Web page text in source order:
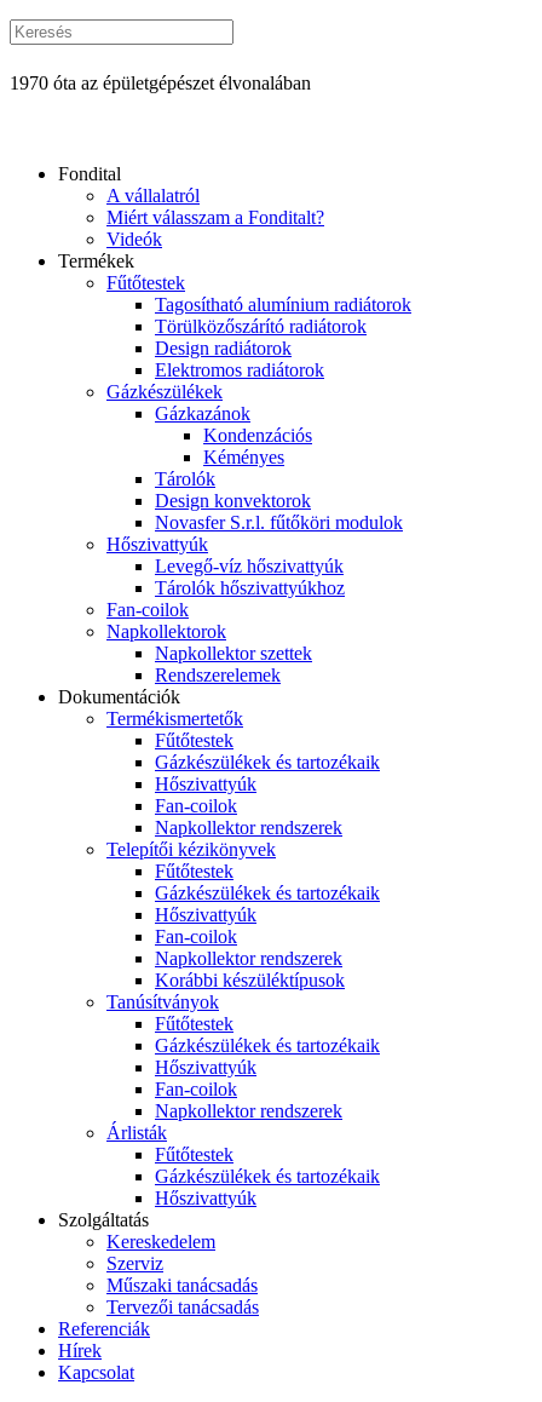
1970 óta az épületgépészet élvonalában
Fondital
A vállalatról
Miért válasszam a Fonditalt?
Videók
Termékek
Fűtőtestek
Tagosítható alumínium radiátorok
Törülközőszárító radiátorok
Design radiátorok
Elektromos radiátorok
Gázkészülékek
Gázkazánok
Kondenzációs
Kéményes
Tárolók
Design konvektorok
Novasfer S.r.l. fűtőköri modulok
Hőszivattyúk
Levegő-víz hőszivattyúk
Tárolók hőszivattyúkhoz
Fan-coilok
Napkollektorok
Napkollektor szettek
Rendszerelemek
Dokumentációk
Termékismertetők
Fűtőtestek
Gázkészülékek és tartozékaik
Hőszivattyúk
Fan-coilok
Napkollektor rendszerek
Telepítői kézikönyvek
Fűtőtestek
Gázkészülékek és tartozékaik
Hőszivattyúk
Fan-coilok
Napkollektor rendszerek
Korábbi készüléktípusok
Tanúsítványok
Fűtőtestek
Gázkészülékek és tartozékaik
Hőszivattyúk
Fan-coilok
Napkollektor rendszerek
Árlisták
Fűtőtestek
Gázkészülékek és tartozékaik
Hőszivattyúk
Szolgáltatás
Kereskedelem
Szerviz
Műszaki tanácsadás
Tervezői tanácsadás
Referenciák
Hírek
Kapcsolat